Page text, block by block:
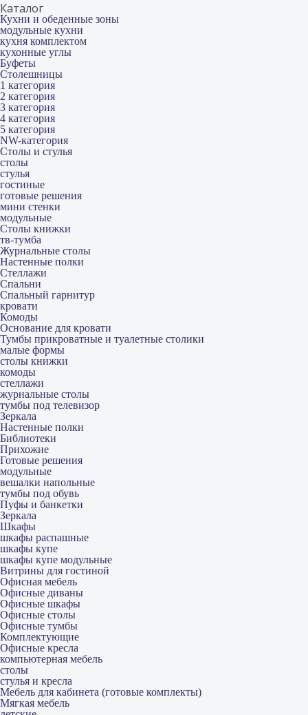
Каталог
Кухни и обеденные зоны
модульные кухни
кухня комплектом
кухонные углы
Буфеты
Столешницы
1 категория
2 категория
3 категория
4 категория
5 категория
NW-категория
Столы и стулья
столы
стулья
гостиные
готовые решения
мини стенки
модульные
Столы книжки
тв-тумба
Журнальные столы
Настенные полки
Стеллажи
Спальни
Спальный гарнитур
кровати
Комоды
Основание для кровати
Тумбы прикроватные и туалетные столики
малые формы
столы книжки
комоды
стеллажи
журнальные столы
тумбы под телевизор
Зеркала
Настенные полки
Библиотеки
Прихожие
Готовые решения
модульные
вешалки напольные
тумбы под обувь
Пуфы и банкетки
Зеркала
Шкафы
шкафы распашные
шкафы купе
шкафы купе модульные
Витрины для гостиной
Офисная мебель
Офисные диваны
Офисные шкафы
Офисные столы
Офисные тумбы
Комплектующие
Офисные кресла
компьютерная мебель
столы
стулья и кресла
Мебель для кабинета (готовые комплекты)
Мягкая мебель